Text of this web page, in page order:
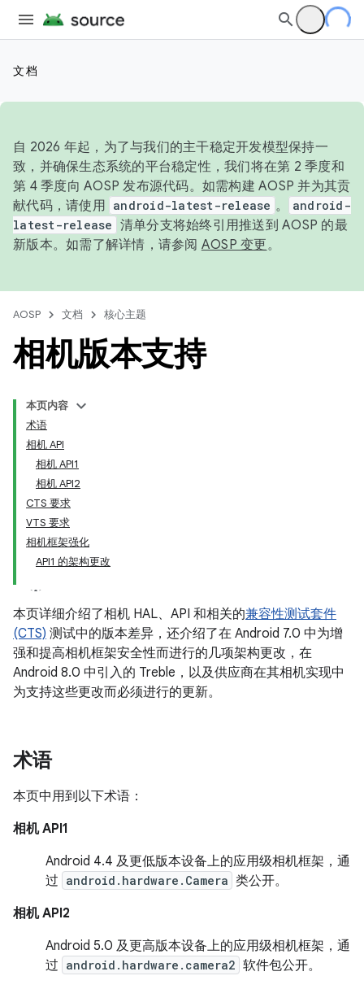
文档
自 2026 年起，为了与我们的主干稳定开发模型保持一
致，并确保生态系统的平台稳定性，我们将在第 2 季度和
第 4 季度向 AOSP 发布源代码。如需构建 AOSP 并为其贡
献代码，请使用 android-latest-release 。
android-
latest-release 清单分支将始终引用推送到 AOSP 的最
新版本。如需了解详情，请参阅 AOSP 变更。
AOSP 文档 核心主题
相机版本支持
本页内容
术语
相机 API
相机 API1
相机 API2
CTS 要求
VTS 要求
相机框架强化
API1 的架构更改
本页详细介绍了相机 HAL、API 和相关的兼容性测试套件
(CTS) 测试中的版本差异，还介绍了在 Android 7.0 中为增
强和提高相机框架安全性而进行的几项架构更改，在
Android 8.0 中引入的 Treble，以及供应商在其相机实现中
为支持这些更改而必须进行的更新。
术语
本页中用到以下术语：
相机 API1
Android 4.4 及更低版本设备上的应用级相机框架，通
过 android.hardware.Camera 类公开。
相机 API2
Android 5.0 及更高版本设备上的应用级相机框架，通
过 android.hardware.camera2 软件包公开。